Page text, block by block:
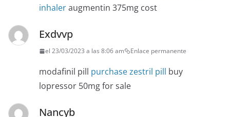
inhaleraugmentin 375mg cost
Exdvvp
el 23/03/2023 a las 8:06 am Enlace permanente
modafinil pill purchase zestril pill buy
lopressor 50mg for sale
Nancyb